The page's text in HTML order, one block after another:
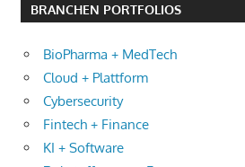
BRANCHEN PORTFOLIOS
BioPharma + MedTech
Cloud + Plattform
Cybersecurity
Fintech + Finance
KI + Software